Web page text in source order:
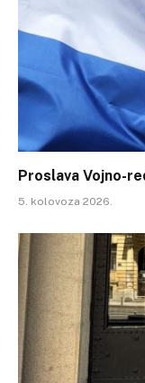
Proslava Vojno-
5. kolovoza 2026.